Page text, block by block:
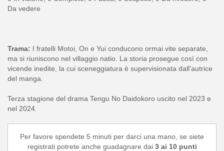
Da vedere
Trama: I fratelli Motoi, On e Yui conducono ormai vite separate,
ma si riuniscono nel villaggio natio. La storia prosegue così con
vicende inedite, la cui sceneggiatura è supervisionata dall'autrice
del manga.
Terza stagione del drama Tengu No Daidokoro uscito nel 2023 e
nel 2024.
Per favore spendete 5 minuti per darci una mano, se siete
registrati potrete anche guadagnare dai 3 ai 10 punti